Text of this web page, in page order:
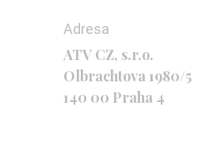
Adresa
ATV CZ, s.r.o.
Olbrachtova 1980/5
140 00 Praha 4